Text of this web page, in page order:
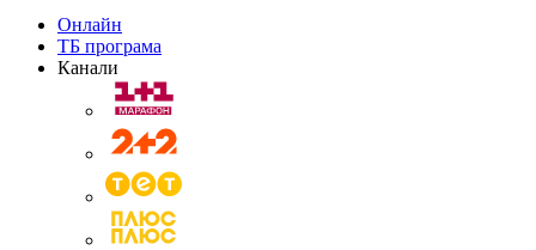
Онлайн
ТБ програма
Канали